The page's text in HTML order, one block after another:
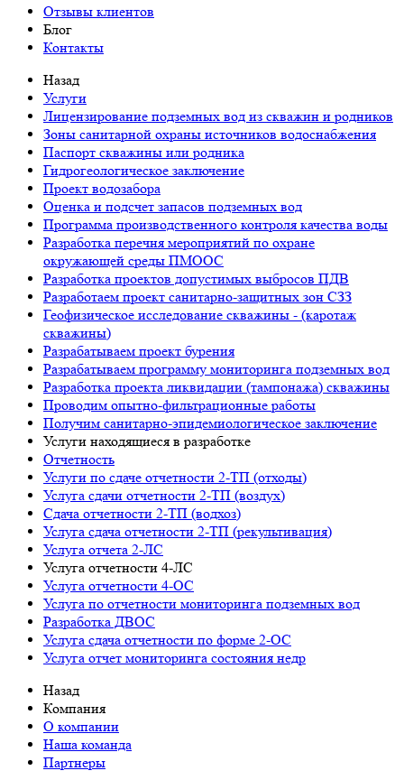
Отзывы клиентов
Блог
Контакты
Назад
Услуги
Лицензирование подземных вод из скважин и родников
Зоны санитарной охраны источников водоснабжения
Паспорт скважины или родника
Гидрогеологическое заключение
Проект водозабора
Оценка и подсчет запасов подземных вод
Программа производственного контроля качества воды
Разработка перечня мероприятий по охране
окружающей среды ПМООС
Разработка проектов допустимых выбросов ПДВ
Разработаем проект санитарно-защитных зон СЗЗ
Геофизическое исследование скважины - (каротаж
скважины)
Разрабатываем проект бурения
Разрабатываем программу мониторинга подземных вод
Разработка проекта ликвидации (тампонажа) скважины
Проводим опытно-фильтрационные работы
Получим санитарно-эпидемиологическое заключение
Услуги находящиеся в разработке
Отчетность
Услуги по сдаче отчетности 2-ТП (отходы)
Услуга сдачи отчетности 2-ТП (воздух)
Сдача отчетности 2-ТП (водхоз)
Услуга сдача отчетности 2-ТП (рекультивация)
Услуга отчета 2-ЛС
Услуга отчетности 4-ЛС
Услуга отчетности 4-ОС
Услуга по отчетности мониторинга подземных вод
Разработка ДВОС
Услуга сдача отчетности по форме 2-ОС
Услуга отчет мониторинга состояния недр
Назад
Компания
О компании
Наша команда
Партнеры